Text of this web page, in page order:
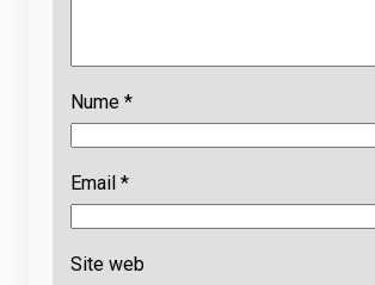
Nume *
Email *
Site web